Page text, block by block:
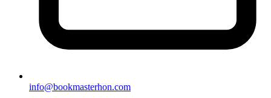
info@bookmasterhon.com